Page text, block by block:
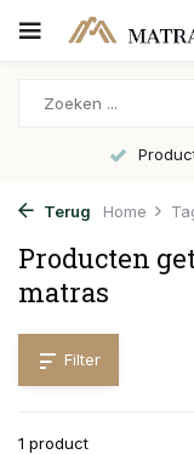
Terug Home
Producten
matras
Filter
1 product